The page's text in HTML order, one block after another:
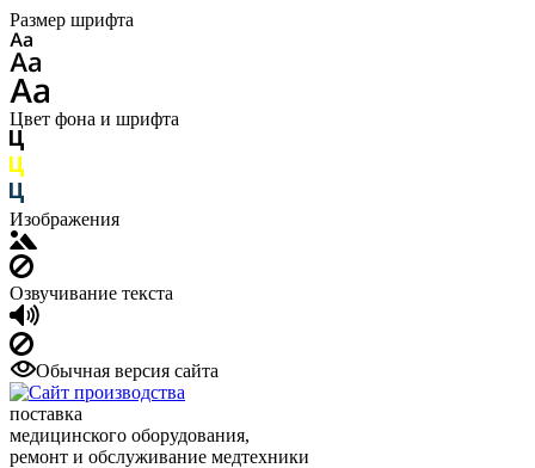
Размер шрифта
Цвет фона и шрифта
Изображения
Озвучивание текста
Обычная версия сайта
поставка
медицинского оборудования,
ремонт и обслуживание медтехники